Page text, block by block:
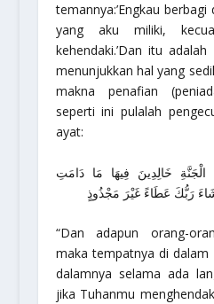
temannya:’Engkau
yang aku miliki,
kehendaki.’Dan itu
menunjukkan hal yang
makna penafian
seperti ini pulalah
ayat:
خَالِدِينَ فِيهَا مَا دَامَتِ
رَبُّكَ عَطَاءً غَيْرَ مَجْذُوذٍ
“Dan adapun orang-
maka tempatnya di dalam
dalamnya selama ada
jika Tuhanmu